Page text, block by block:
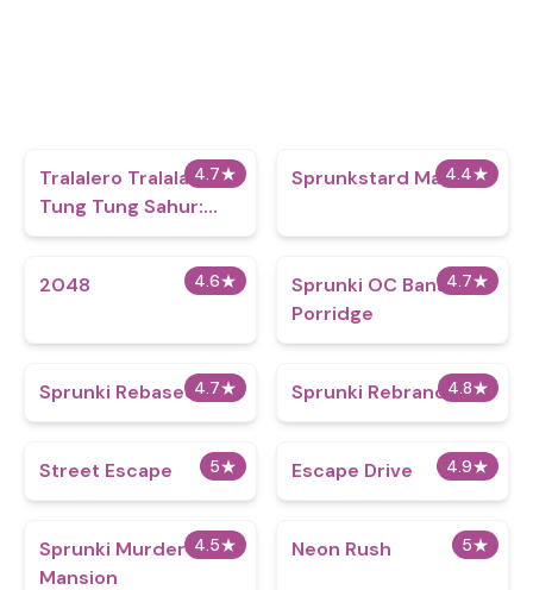
4.7★
Tralalero Tralala And
Tung Tung Sahur:
Hard Quiz
4.4★
Sprunkstard Mard
4.6★
2048 4.7★
Sprunki OC Banana
Porridge
4.7★
Sprunki Rebased 4.8★
Sprunki Rebranded
5★
Street Escape 4.9★
Escape Drive
4.5★
Sprunki Murder
Mansion
5★
Neon Rush